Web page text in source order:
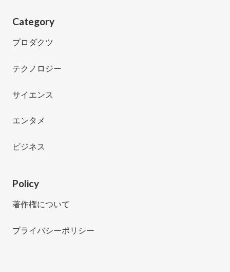
Category
プロダクツ
テクノロジー
サイエンス
エンタメ
ビジネス
Policy
著作権について
プライバシーポリシー